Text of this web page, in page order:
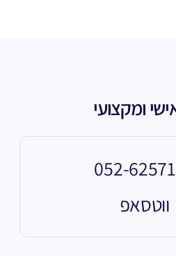
ומקצועי
052-
ווטסאפ